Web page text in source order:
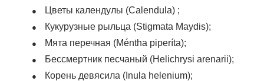
● Цветы календулы (Calendula) ;
● Кукурузные рыльца (Stigmata Maydis);
● Мята перечная (Méntha piperíta);
● Бессмертник песчаный (Helichrysi arenarii);
● Корень девясила (Inula helenium);